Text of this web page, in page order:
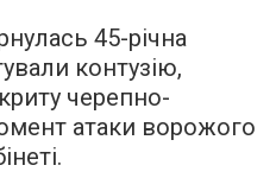
45-річна
контузію,
черепно-
атаки ворожого